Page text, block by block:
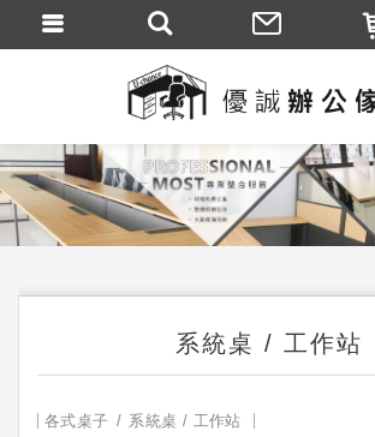
系統桌 / 工作站
各式桌子 系統桌 / 工作站